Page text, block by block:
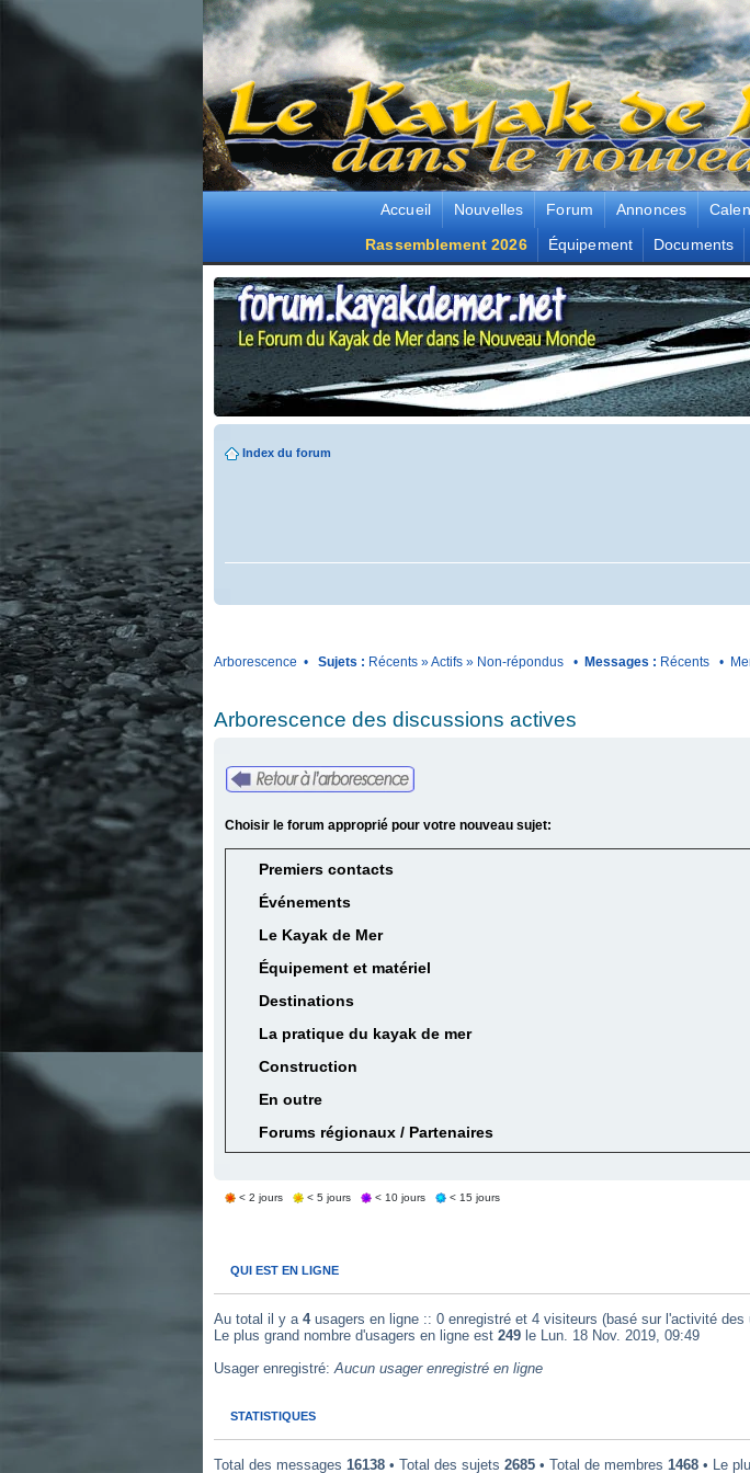
Accueil Nouvelles Forum Annonces
Rassemblement 2026
Équipement Documents
Index du forum
Arborescence • Sujets : Récents»Actifs» Non-répondus• Messages : Récents•
Arborescence des discussions actives
Choisir le forum approprié pour votre nouveau sujet:
Premiers contacts
Événements
Le Kayak de Mer
Équipement et matériel
Destinations
La pratique du kayak de mer
Construction
En outre
Forums régionaux / Partenaires
< 2 jours < 5 jours < 10 jours < 15 jours
QUI EST EN LIGNE
Au total il y a 4usagers en ligne :: 0 enregistré et 4 visiteurs (basé sur l'activité des
Le plus grand nombre d'usagers en ligne est 249le Lun. 18 Nov. 2019, 09:49
Usager enregistré:Aucun usager enregistré en ligne
STATISTIQUES
Total des messages 16138• Total des sujets 2685• Total de membres 1468• Le